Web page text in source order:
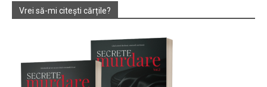
Vrei să-mi citești cărțile?